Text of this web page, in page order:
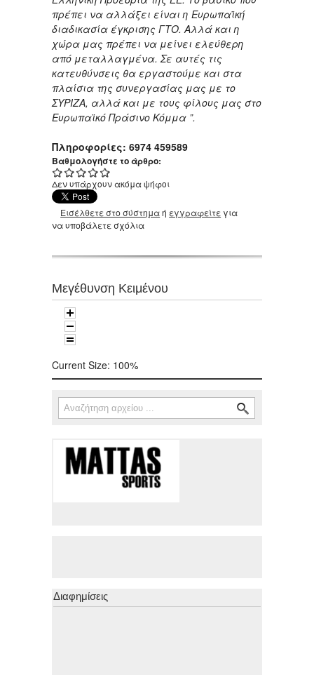
πρέπει να αλλάξει είναι η Ευρωπαϊκή
διαδικασία έγκρισης ΓΤΟ. Αλλά και η
χώρα μας πρέπει να μείνει ελεύθερη
από μεταλλαγμένα. Σε αυτές τις
κατευθύνσεις θα εργαστούμε και στα
πλαίσια της συνεργασίας μας με το
ΣΥΡΙΖΑ, αλλά και με τους φίλους μας στο
Ευρωπαϊκό Πράσινο Κόμμα ”.
Πληροφορίες: 6974 459589
Βαθμολογήστε το άρθρο:
Δεν υπάρχουν ακόμα ψήφοι
Εισέλθετε στο σύστημαή εγγραφείτε για
να υποβάλετε σχόλια
Μεγέθυνση Κειμένου
Current Size: 100%
Φόρμα αναζήτησης
Αναζήτηση
Διαφημίσεις